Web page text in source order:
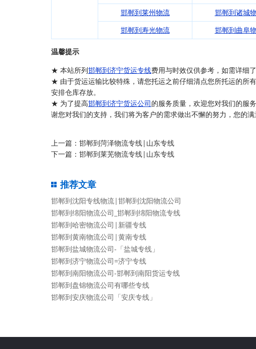
邯郸到莱州物流
邯郸到诸城
邯郸到寿光物流
邯郸到曲阜
温馨提示
★ 本站所列邯郸到济宁货运专线费用与时效仅供参考，如需详细
★ 由于货运运输比较特殊，请您托运之前仔细清点您所托运的所
安排仓库存放。
★ 为了提高邯郸到济宁货运公司的服务质量，欢迎您对我们的服
谢您对我们的支持，我们将为客户的需求做出不懈的努力，您的
上一篇： 邯郸到菏泽物流专线|山东专线
下一篇： 邯郸到莱芜物流专线|山东专线
推荐文章
邯郸到沈阳专线物流|邯郸到沈阳物流公司
邯郸到绵阳物流公司_邯郸到绵阳物流专线
邯郸到哈密物流公司|新疆专线
邯郸到黄南物流公司|黄南专线
邯郸到盐城物流公司-「盐城专线」
邯郸到济宁物流公司=济宁专线
邯郸到南阳物流公司-邯郸到南阳货运专线
邯郸到盘锦物流公司有哪些专线
邯郸到安庆物流公司「安庆专线」